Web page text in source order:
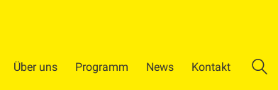
Über uns Programm News Kontakt